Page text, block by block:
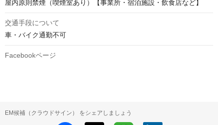
交通手段について
車・バイク通勤不可
Facebookページ
EM候補（クラウドサイン） をシェアしましょう